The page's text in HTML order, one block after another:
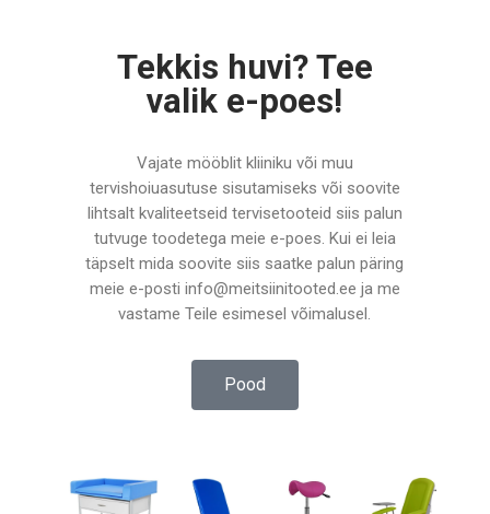
Tekkis huvi? Tee
valik e-poes!
Vajate mööblit kliiniku või muu
tervishoiuasutuse sisutamiseks või soovite
lihtsalt kvaliteetseid tervisetooteid siis palun
tutvuge toodetega meie e-poes. Kui ei leia
täpselt mida soovite siis saatke palun päring
meie e-posti info@meitsiinitooted.ee ja me
vastame Teile esimesel võimalusel.
Pood